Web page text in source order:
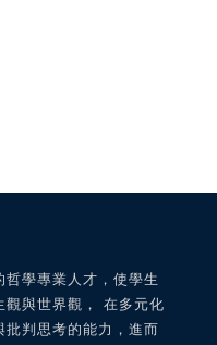
學專業人才，使學生
觀與世界觀， 在多元化
批判思考的能力，進而